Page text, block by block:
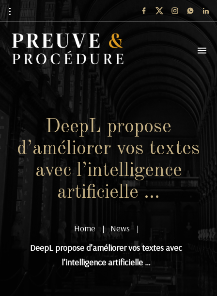
DeepL propose
d’améliorer vos textes
avec l’intelligence
artificielle …
Home |News |
DeepL propose d’améliorer vos textes avec
l’intelligence artificielle …